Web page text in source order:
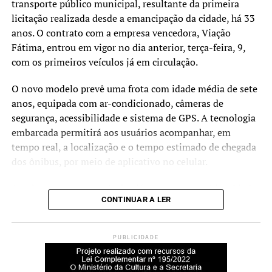
Governo do Estado
CRAS atua em campanha “Fome Zero” nos bairros da
cidade
Nova Santa Rita siga
consolidando sua vocação
logística, ampliando o
potencial de geração de
emprego e renda.
Presente no encontro, o deputado federal Dionilso
Marcon ressaltou o papel da articulação política.
envolvendo o município,
lideranças regionais e o
governo federal. A BR-448
é uma demanda histórica e
transporte público municipal, resultante da primeira
licitação realizada desde a emancipação da cidade, há 33
anos. O contrato com a empresa vencedora, Viação
Fátima, entrou em vigor no dia anterior, terça-feira, 9,
com os primeiros veículos já em circulação.
O novo modelo prevê uma frota com idade média de sete
anos, equipada com ar-condicionado, câmeras de
segurança, acessibilidade e sistema de GPS. A tecnologia
embarcada permitirá aos usuários acompanhar, em
tempo real, a localização e o tempo estimado de chegada
dos ônibus, por meio de aplicativo no celular.
Atualmente, quatro veículos já operam com a identidade
visual e os equipamentos completos. Os demais sete
semanas, conforme cronograma da empresa. O contrato
também prevê subvenção mensal de R$ 200 mil por parte
da prefeitura, com objetivo de garantir qualidade no
CONTINUAR A LER
PUBLICIDADE